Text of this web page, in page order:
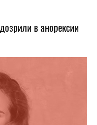
в анорексии